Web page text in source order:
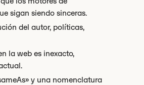
sigan siendo sinceras.
del autor, políticas,
la web es inexacto,
y una nomenclatura